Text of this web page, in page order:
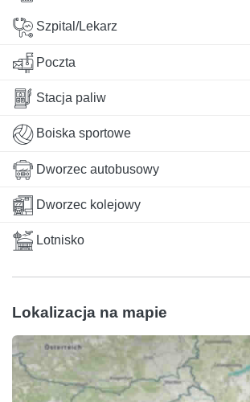
Szpital/Lekarz
Poczta
Stacja paliw
Boiska sportowe
Dworzec autobusowy
Dworzec kolejowy
Lotnisko
Lokalizacja na mapie